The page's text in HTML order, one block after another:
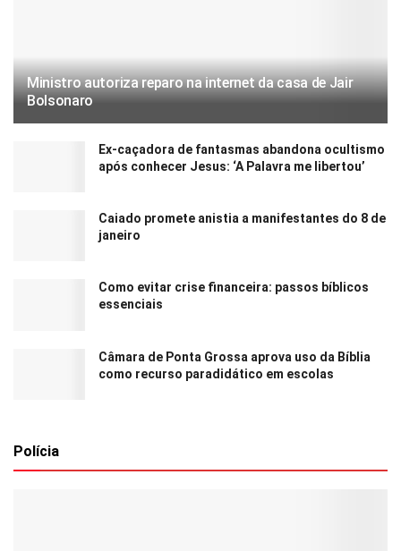
Ministro autoriza reparo na internet da casa de Jair
Bolsonaro
Ex-caçadora de fantasmas abandona ocultismo
após conhecer Jesus: ‘A Palavra me libertou’
Caiado promete anistia a manifestantes do 8 de
janeiro
Como evitar crise financeira: passos bíblicos
essenciais
Câmara de Ponta Grossa aprova uso da Bíblia
como recurso paradidático em escolas
Polícia